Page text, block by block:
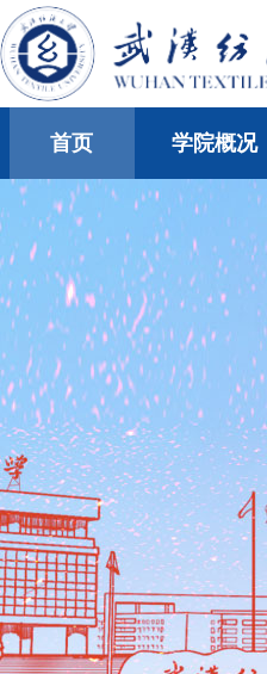
首页 学院概况